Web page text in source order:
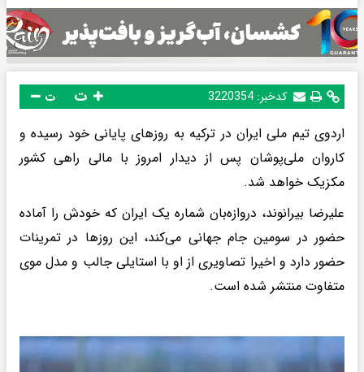
کدخبر: 3220354 ت
اردوی تیم ملی ایران در ترکیه به روزهای پایانی خود رسیده و
کاروان ملی‌پوشان پس از دیدار امروز با مالی راهی کشور
مکزیک خواهد شد.
علیرضا بیرانوند، دروازه‌بان شماره یک ایران که خودش را آماده
حضور در سومین جام جهانی می‌کند، این روزها در تمرینات
حضور دارد و اخیرا تصاویری از او با استایلی جالب و مدل موی
متفاوت منتشر شده است.